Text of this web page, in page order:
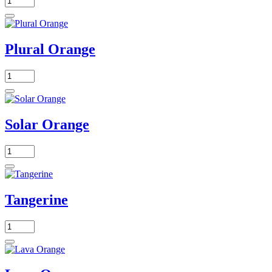
Plural Orange
Solar Orange
Tangerine